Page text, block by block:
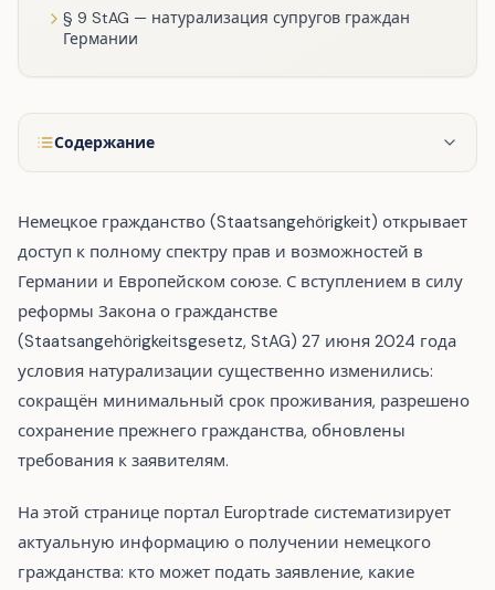
§ 9 StAG — натурализация супругов граждан
Германии
Содержание
Немецкое гражданство (Staatsangehörigkeit) открывает
доступ к полному спектру прав и возможностей в
Германии и Европейском союзе. С вступлением в силу
реформы Закона о гражданстве
(Staatsangehörigkeitsgesetz, StAG) 27 июня 2024 года
условия натурализации существенно изменились:
сокращён минимальный срок проживания, разрешено
сохранение прежнего гражданства, обновлены
требования к заявителям.
На этой странице портал Europtrade систематизирует
актуальную информацию о получении немецкого
гражданства: кто может подать заявление, какие